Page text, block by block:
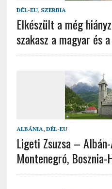
DÉL-EU, SZERBIA
Elkészült a még
szakasz a magyar és
ALBÁNIA, DÉL-EU
Ligeti Zsuzsa –
Montenegró,